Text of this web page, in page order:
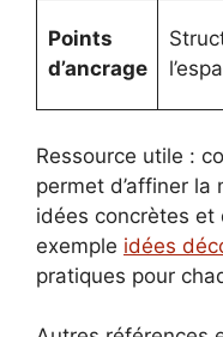
Points
d’ancrage
Ressource utile :
permet d’affiner
idées concrètes
exemple idées
pratiques pour